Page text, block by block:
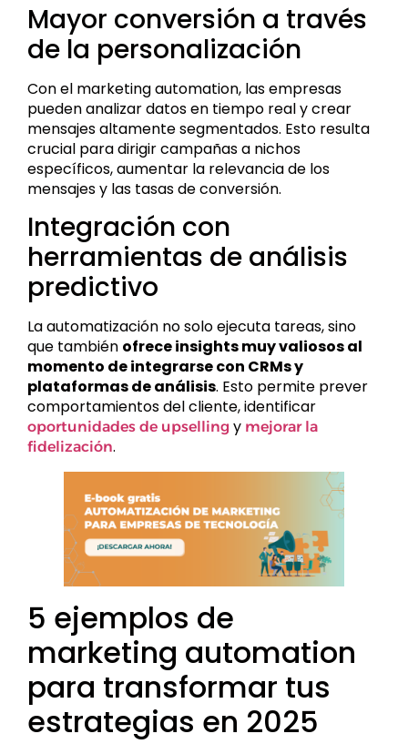
Mayor conversión a través
de la personalización
Con el marketing automation, las empresas
pueden analizar datos en tiempo real y crear
mensajes altamente segmentados. Esto resulta
crucial para dirigir campañas a nichos
específicos, aumentar la relevancia de los
mensajes y las tasas de conversión.
Integración con
herramientas de análisis
predictivo
La automatización no solo ejecuta tareas, sino
que también ofrece insights muy valiosos al
momento de integrarse con CRMs y
plataformas de análisis. Esto permite prever
comportamientos del cliente, identificar
oportunidades de upselling y mejorar la
fidelización.
5 ejemplos de
marketing automation
para transformar tus
estrategias en 2025